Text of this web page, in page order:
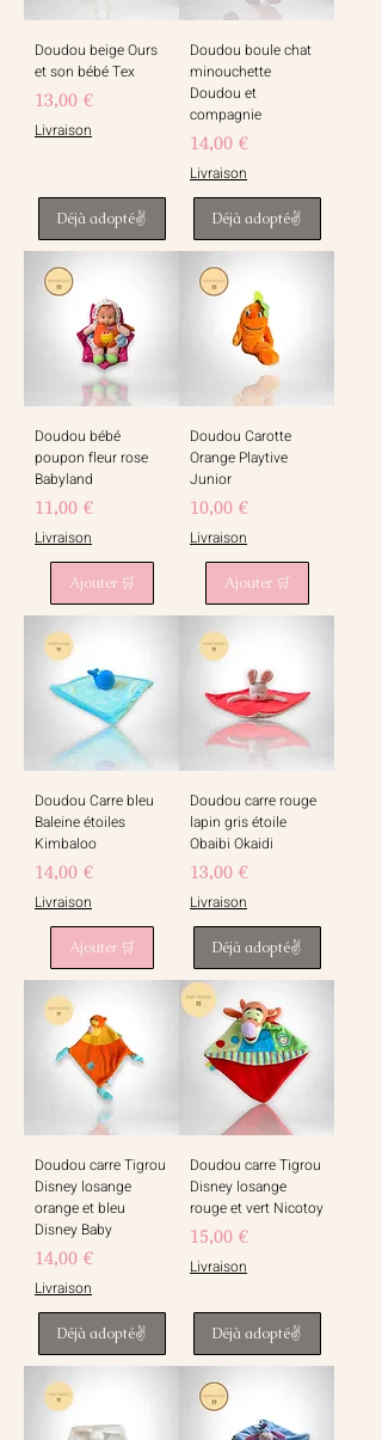
Doudou beige Ours
et son bébé Tex
Prix
13,00 €
Livraison
Déjà adopté✌️
Doudou boule chat
minouchette
Doudou et
compagnie
Prix
14,00 €
Livraison
Déjà adopté✌️
Doudou bébé
poupon fleur rose
Babyland
Prix
11,00 €
Livraison
Ajouter 🛒
Doudou Carotte
Orange Playtive
Junior
Prix
10,00 €
Livraison
Ajouter 🛒
Doudou Carre bleu
Baleine étoiles
Kimbaloo
Prix
14,00 €
Livraison
Ajouter 🛒
Doudou carre rouge
lapin gris étoile
Obaibi Okaidi
Prix
13,00 €
Livraison
Déjà adopté✌️
Doudou carre Tigrou
Disney losange
orange et bleu
Disney Baby
Prix
14,00 €
Livraison
Déjà adopté✌️
Doudou carre Tigrou
Disney losange
rouge et vert Nicotoy
Prix
15,00 €
Livraison
Déjà adopté✌️